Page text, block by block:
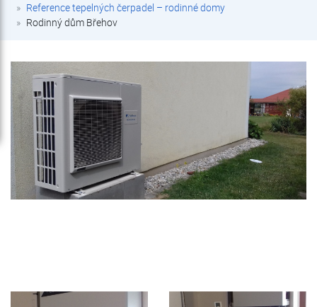
Reference tepelných čerpadel – rodinné domy
Rodinný dům Břehov